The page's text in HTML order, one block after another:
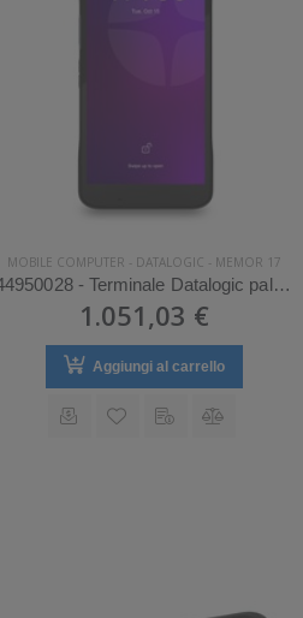
MOBILE COMPUTER - DATALOGIC - MEMOR 17
944950028 - Terminale Datalogic palmare modello Memor 17
1.051,03 €
Aggiungi al carrello